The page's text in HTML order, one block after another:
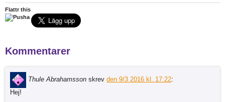
Flattr this
Kommentarer
Thule Abrahamsson skrev den 9/3 2016 kl. 17:22:
Hej!